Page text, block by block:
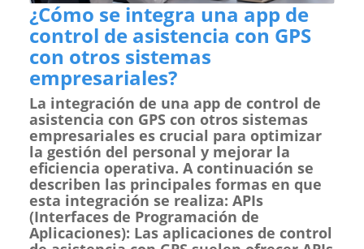
¿Cómo se integra una app de
control de asistencia con GPS
con otros sistemas
empresariales?
La integración de una app de control de
asistencia con GPS con otros sistemas
empresariales es crucial para optimizar
la gestión del personal y mejorar la
eficiencia operativa. A continuación se
describen las principales formas en que
esta integración se realiza: APIs
(Interfaces de Programación de
Aplicaciones): Las aplicaciones de control